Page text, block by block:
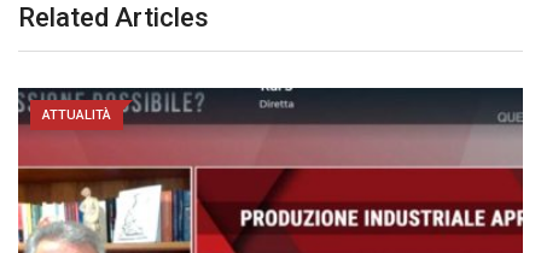
Related Articles
ATTUALITÀ